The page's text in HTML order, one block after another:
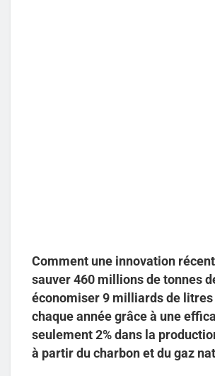
Comment une innovation
sauver 460 millions de tonnes
économiser 9 milliards de litres
chaque année grâce à une
seulement 2% dans la
à partir du charbon et du gaz